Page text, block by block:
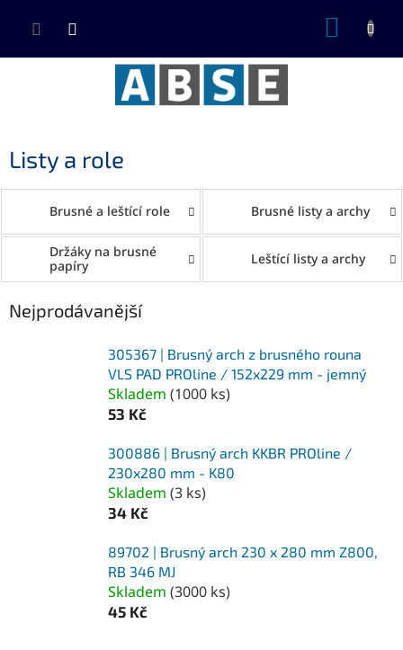
Listy a role
Brusné a leštící role Brusné listy a archy
Držáky na brusné
papíry
Leštící listy a archy
Nejprodávanější
305367 | Brusný arch z brusného rouna
VLS PAD PROline / 152x229 mm - jemný
Skladem (1000 ks)
53 Kč
300886 | Brusný arch KKBR PROline /
230x280 mm - K80
Skladem (3 ks)
34 Kč
89702 | Brusný arch 230 x 280 mm Z800,
RB 346 MJ
Skladem (3000 ks)
45 Kč